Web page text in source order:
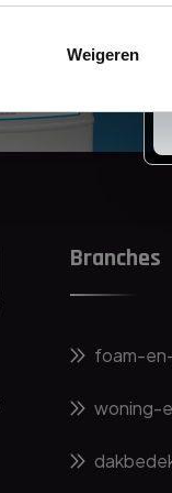
Weigeren
Branches
foam-
woning-